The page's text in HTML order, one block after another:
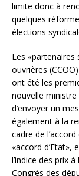
limite donc à
quelques
élections
Les
ouvrières
ont été les
nouvelle
d’envoyer un
également à la
cadre de
«accord
l’indice des prix
Congrès des